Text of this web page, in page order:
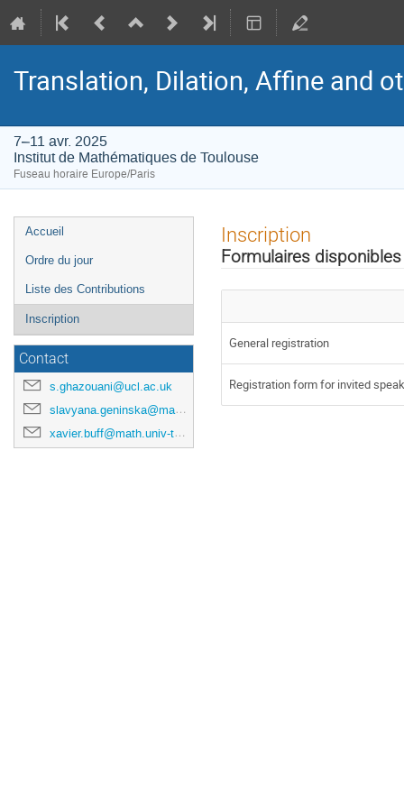
Translation, Dilation, Affine and
7–11 avr. 2025
Institut de Mathématiques de Toulouse
Fuseau horaire Europe/Paris
Menu
de
Accueil
Ordre du jour
Liste des Contributions
Inscription
Contact
s.ghazouani@ucl.ac.uk
slavyana.geninska@math.univ-toulouse.fr
xavier.buff@math.univ-toulouse.fr
Inscription
Formulaires disponibles
General registration
Registration form for invited